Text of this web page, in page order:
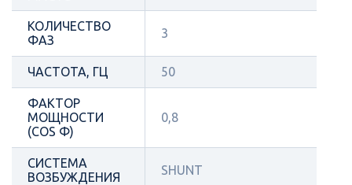
КОЛИЧЕСТВО
ФАЗ
3
ЧАСТОТА, ГЦ 50
ФАКТОР
МОЩНОСТИ
(COS Φ)
0,8
СИСТЕМА
ВОЗБУЖДЕНИЯ
SHUNT